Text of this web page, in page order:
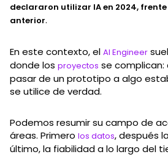
declararon utilizar IA en 2024, frente
anterior.
En este contexto, el AI Engineer
donde los proyectos se complican:
pasar de un prototipo a algo
se utilice de verdad.
Podemos resumir su campo de
áreas. Primero los datos, después
último, la fiabilidad a lo largo del